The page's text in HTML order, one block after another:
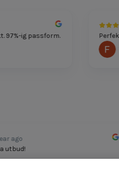
ig passform.
Perfekt
1 year ago
bra utbud!